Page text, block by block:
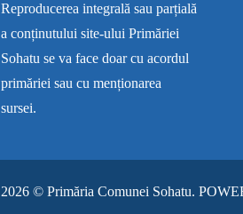
Reproducerea integrală sau parțială
a conținutului site-ului Primăriei
Sohatu se va face doar cu acordul
primăriei sau cu menționarea
sursei.
2026 © Primăria Comunei Sohatu.